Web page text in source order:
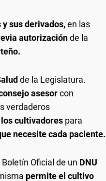
sus derivados,en las
autorizaciónde la
de la Legislatura.
asesorcon
verdaderos
cultivadores para
necesite cada paciente.
Oficial de un DNU
permite el cultivo